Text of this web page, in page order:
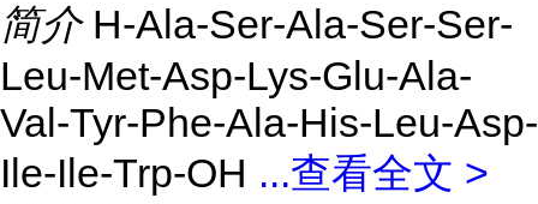
简介 H-Ala-Ser-Ala-Ser-Ser-
Leu-Met-Asp-Lys-Glu-Ala-
Val-Tyr-Phe-Ala-His-Leu-Asp-
Ile-Ile-Trp-OH ...查看全文 >